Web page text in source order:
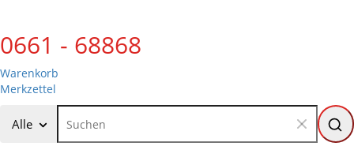
0661 - 68868
Warenkorb
Merkzettel
Alle